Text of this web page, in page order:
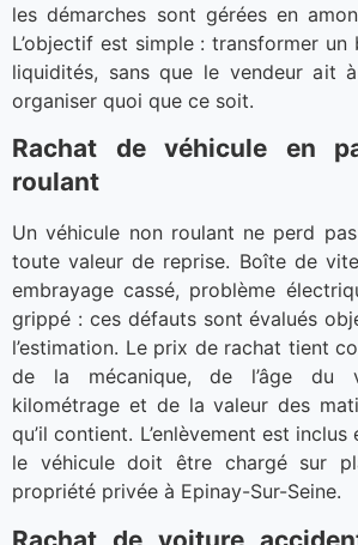
les démarches sont gérées en
L’objectif est simple : transformer un
liquidités, sans que le vendeur ait
organiser quoi que ce soit.
Rachat de véhicule en
roulant
Un véhicule non roulant ne perd
toute valeur de reprise. Boîte de
embrayage cassé, problème
grippé : ces défauts sont évalués
l’estimation. Le prix de rachat tient
de la mécanique, de l’âge du
kilométrage et de la valeur des
qu’il contient. L’enlèvement est
le véhicule doit être chargé sur
propriété privée à Epinay-Sur-Seine.